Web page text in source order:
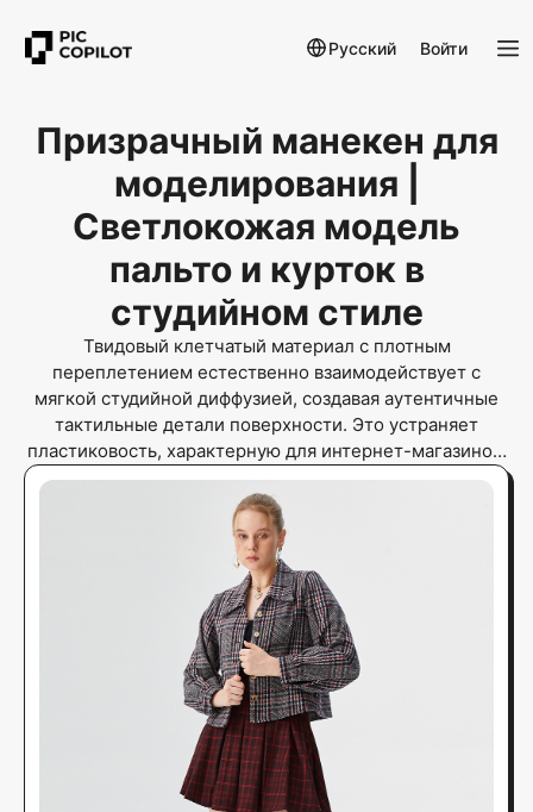
Русский Войти
Призрачный манекен для
моделирования |
Светлокожая модель
пальто и курток в
студийном стиле
Твидовый клетчатый материал с плотным
переплетением естественно взаимодействует с
мягкой студийной диффузией, создавая аутентичные
тактильные детали поверхности. Это устраняет
пластиковость, характерную для интернет-магазинов,
решая проблему высокой стоимости фотосессий за
счет точного материального воспроизведения без
студийных расходов.